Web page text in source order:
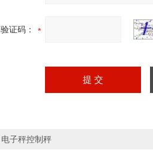
验证码：
电子秤控制秤